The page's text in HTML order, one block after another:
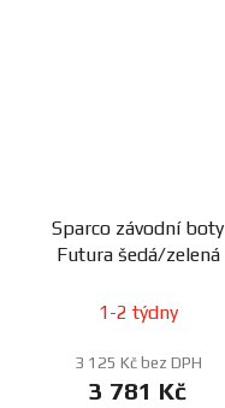
Sparco závodní boty
Futura šedá/zelená
1-2 týdny
3 125 Kč bez DPH
3 781 Kč